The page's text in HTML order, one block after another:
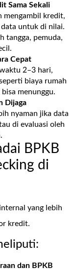
Sama Sekali
mengambil kredit,
untuk di nilai.
tangga, pemuda,
Cepat
2–3 hari,
biaya rumah
menunggu.
Dijaga
nyaman jika data
di evaluasi oleh
BPKB
di
yang lebih
kredit.
dan BPKB